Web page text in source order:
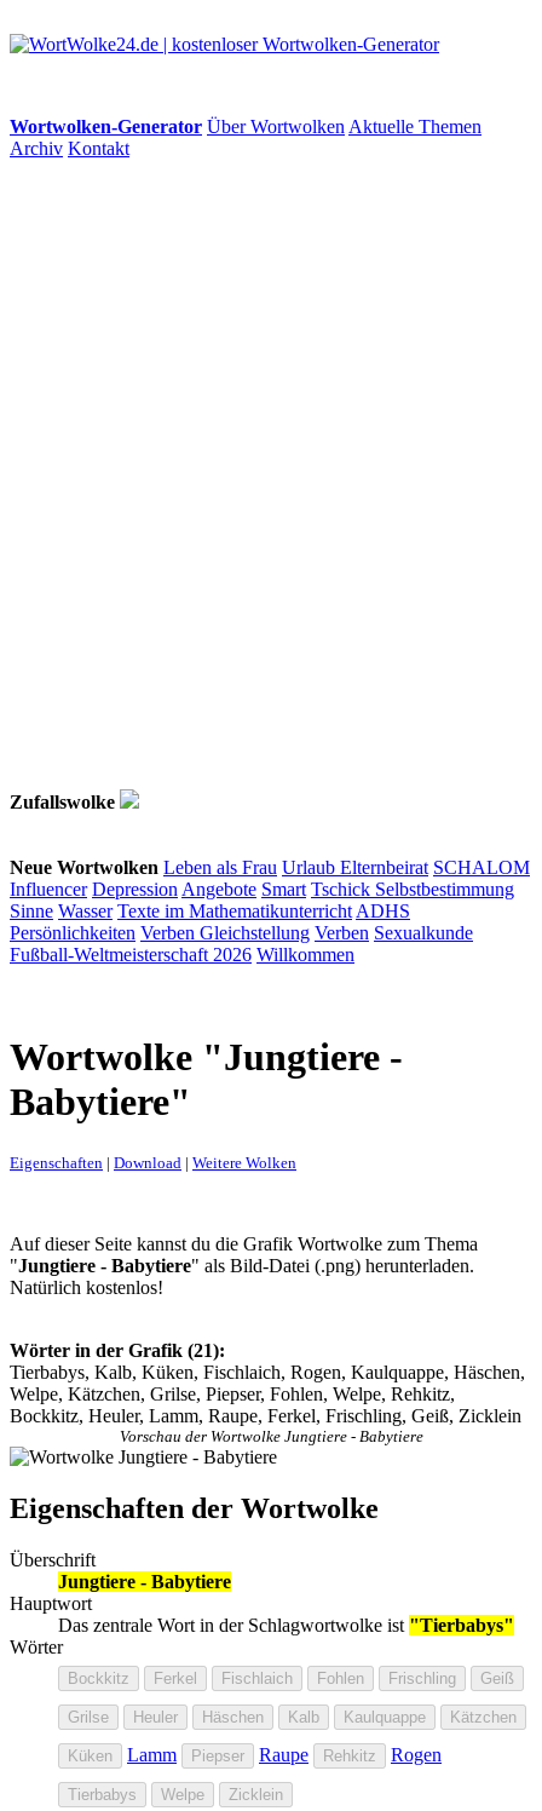
Wortwolken-Generator Über Wortwolken Aktuelle Themen
Archiv Kontakt
Zufallswolke
Neue Wortwolken Leben als Frau Urlaub Elternbeirat SCHALOM
Influencer Depression Angebote Smart Tschick Selbstbestimmung
Sinne Wasser Texte im Mathematikunterricht ADHS
Persönlichkeiten Verben Gleichstellung Verben Sexualkunde
Fußball-Weltmeisterschaft 2026 Willkommen
Wortwolke "Jungtiere -
Babytiere"
Eigenschaften | Download | Weitere Wolken
Auf dieser Seite kannst du die Grafik Wortwolke zum Thema
"Jungtiere - Babytiere" als Bild-Datei (.png) herunterladen.
Natürlich kostenlos!
Wörter in der Grafik (21):
Tierbabys, Kalb, Küken, Fischlaich, Rogen, Kaulquappe, Häschen,
Welpe, Kätzchen, Grilse, Piepser, Fohlen, Welpe, Rehkitz,
Bockkitz, Heuler, Lamm, Raupe, Ferkel, Frischling, Geiß, Zicklein
Vorschau der Wortwolke Jungtiere - Babytiere
Eigenschaften der Wortwolke
Überschrift
Jungtiere - Babytiere
Hauptwort
Das zentrale Wort in der Schlagwortwolke ist "Tierbabys"
Wörter
Bockkitz Ferkel Fischlaich Fohlen Frischling Geiß
Grilse Heuler Häschen Kalb Kaulquappe Kätzchen
Küken Lamm Piepser Raupe Rehkitz Rogen
Tierbabys Welpe Zicklein